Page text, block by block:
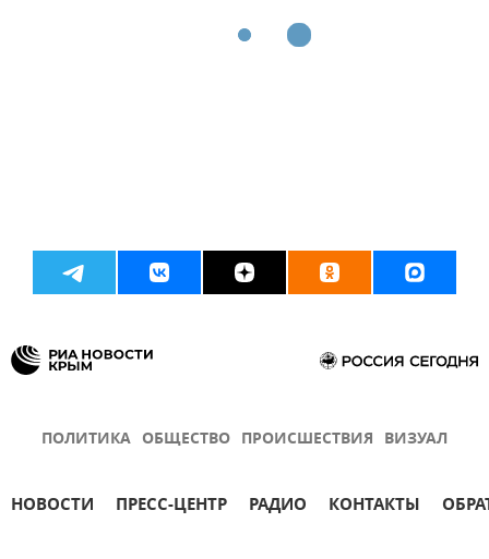
ПОЛИТИКА ОБЩЕСТВО ПРОИСШЕСТВИЯ ВИЗУАЛ
НОВОСТИ ПРЕСС-ЦЕНТР РАДИО КОНТАКТЫ